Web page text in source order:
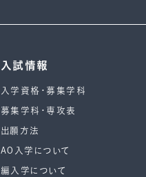
入試情報
入学資格・募集学科
募集学科・専攻表
出願方法
AO入学について
編入学について